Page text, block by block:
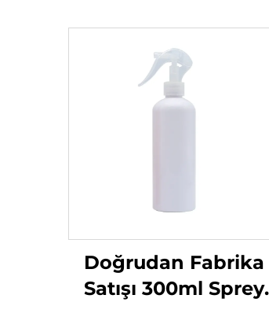
Doğrudan Fabrika
Satışı 300ml Sprey